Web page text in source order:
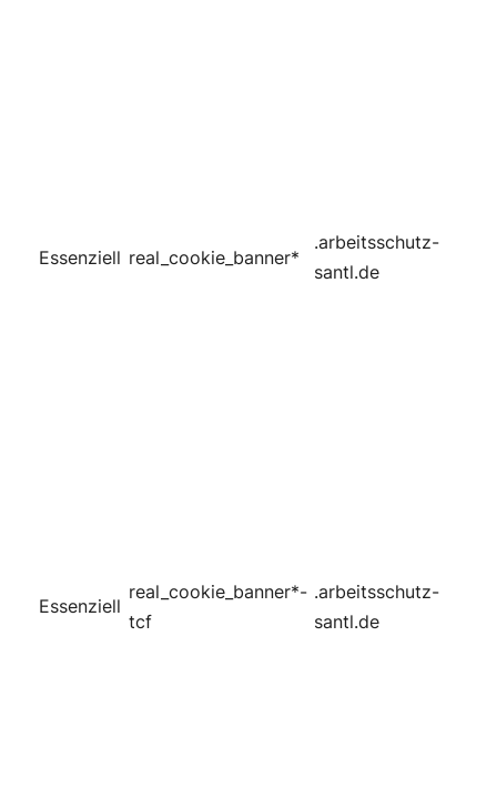
Essenziell real_cookie_banner*
.arbeitsschutz-
santl.de
Essenziell
real_cookie_banner*-
tcf
.arbeitsschutz-
santl.de